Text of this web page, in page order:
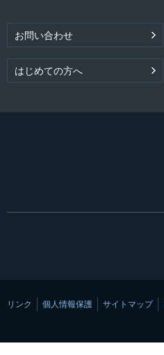
お問い合わせ
はじめての方へ
リンク 個人情報保護 サイトマップ